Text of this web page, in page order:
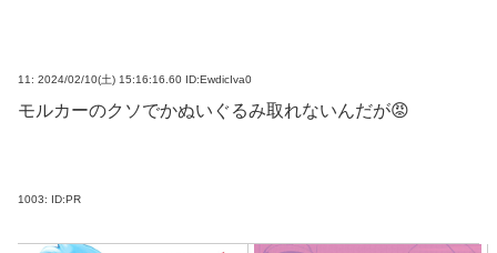
11: 2024/02/10(土) 15:16:16.60 ID:EwdicIva0
モルカーのクソでかぬいぐるみ取れないんだが😡
1003: ID:PR